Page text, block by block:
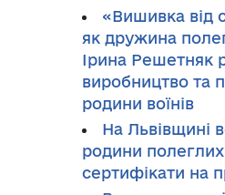
«Вишивка від
як дружина
Ірина Решетняк
виробництво та
родини воїнів
На Львівщині
родини полеглих
сертифікати на